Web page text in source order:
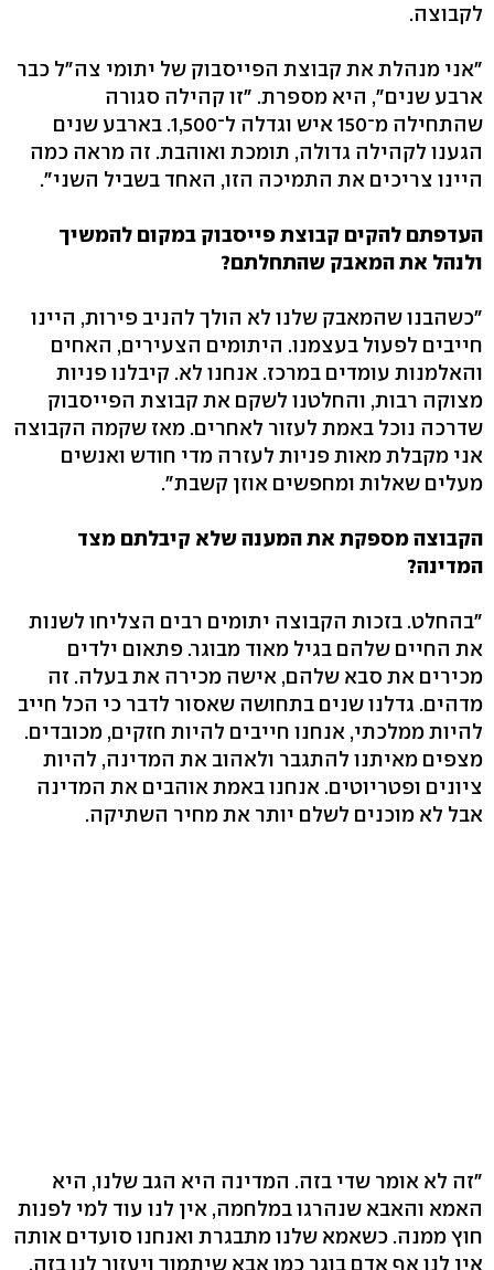
לקבוצה.
"אני מנהלת את קבוצת הפייסבוק של יתומי צה"ל כבר
ארבע שנים", היא מספרת. "זו קהילה סגורה
שהתחילה מ־150 איש וגדלה ל־1,500. בארבע שנים
הגענו לקהילה גדולה, תומכת ואוהבת. זה מראה כמה
היינו צריכים את התמיכה הזו, האחד בשביל השני".
העדפתם להקים קבוצת פייסבוק במקום להמשיך
ולנהל את המאבק שהתחלתם?
"כשהבנו שהמאבק שלנו לא הולך להניב פירות, היינו
חייבים לפעול בעצמנו. היתומים הצעירים, האחים
והאלמנות עומדים במרכז. אנחנו לא. קיבלנו פניות
מצוקה רבות, והחלטנו לשקם את קבוצת הפייסבוק
שדרכה נוכל באמת לעזור לאחרים. מאז שקמה הקבוצה
אני מקבלת מאות פניות לעזרה מדי חודש ואנשים
מעלים שאלות ומחפשים אוזן קשבת".
הקבוצה מספקת את המענה שלא קיבלתם מצד
המדינה?
"בהחלט. בזכות הקבוצה יתומים רבים הצליחו לשנות
את החיים שלהם בגיל מאוד מבוגר. פתאום ילדים
מכירים את סבא שלהם, אישה מכירה את בעלה. זה
מדהים. גדלנו שנים בתחושה שאסור לדבר כי הכל חייב
להיות ממלכתי, אנחנו חייבים להיות חזקים, מכובדים.
מצפים מאיתנו להתגבר ולאהוב את המדינה, להיות
ציונים ופטריוטים. אנחנו באמת אוהבים את המדינה
אבל לא מוכנים לשלם יותר את מחיר השתיקה.
"זה לא אומר שדי בזה. המדינה היא הגב שלנו, היא
האמא והאבא שנהרגו במלחמה, אין לנו עוד למי לפנות
חוץ ממנה. כשאמא שלנו מתבגרת ואנחנו סועדים אותה
אין לנו אף אדם בוגר כמו אבא שיתמוך ויעזור לנו בזה,